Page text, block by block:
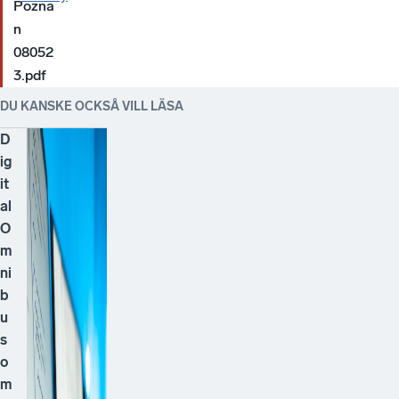
Pozna
n
08052
3.pdf
DU KANSKE OCKSÅ VILL LÄSA
D
ig
it
al
O
m
ni
b
u
s
o
m